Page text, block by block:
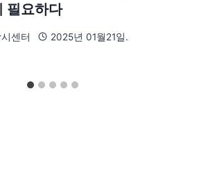
필요하다
센터 2025년 01월21일.